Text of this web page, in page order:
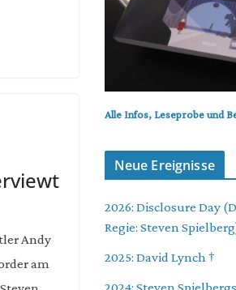
Andy
am
Alle Infos, Leseprobe und
Neue Ereignisse
2026: Disclosure Day
Regie: Steven
2025: David Lynch †